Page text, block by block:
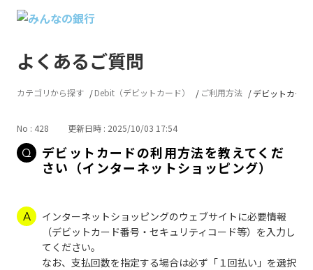
よくあるご質問
カテゴリから探す Debit（デビットカード） ご利用方法 デビットカー
No : 428 更新日時 : 2025/10/03 17:54
デビットカードの利用方法を教えてくだ
さい（インターネットショッピング）
インターネットショッピングのウェブサイトに必要情報
（デビットカード番号・セキュリティコード等）を入力し
てください。
なお、支払回数を指定する場合は必ず「１回払い」を選択